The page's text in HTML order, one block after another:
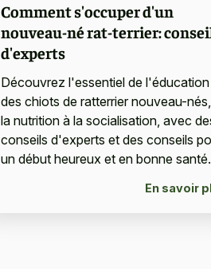
Comment s'occuper d'un
nouveau-né rat-terrier:
d'experts
Découvrez l'essentiel de l'éducation
des chiots de ratterrier nouveau-
la nutrition à la socialisation, avec
conseils d'experts et des conseils
un début heureux et en bonne santé.
En savoir